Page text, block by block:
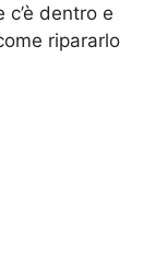
dentro e
ripararlo